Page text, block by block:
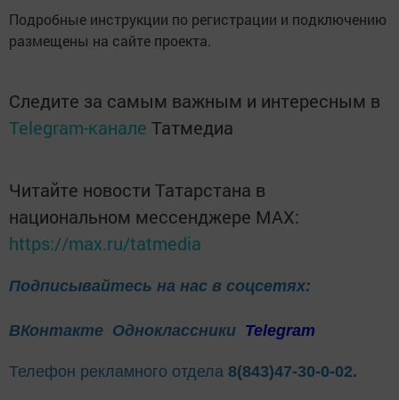
Подробные инструкции по регистрации и подключению
размещены на сайте проекта.
Следите за самым важным и интересным в
Telegram-канале Татмедиа
Читайте новости Татарстана в
национальном мессенджере MАХ:
https://max.ru/tatmedia
Подписывайтесь на нас в соцсетях:
ВКонтакте Одноклассники Telegram
Телефон рекламного отдела 8(843)47-30-0-02.